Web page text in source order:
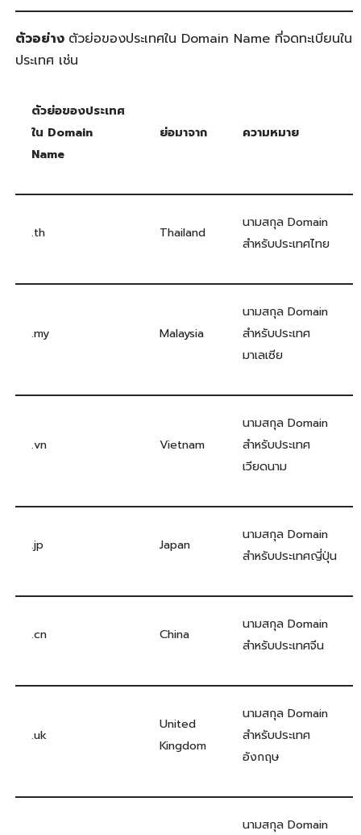
ตัวอย่าง ตัวย่อของประเทศใน Domain Name ที่จดทะเบียนใน
ประเทศ เช่น
ตัวย่อของประเทศ
ใน Domain
Name
ย่อมาจาก ความหมาย
.th Thailand
นามสกุล Domain
สำหรับประเทศไทย
.my Malaysia
นามสกุล Domain
สำหรับประเทศ
มาเลเซีย
.vn Vietnam
นามสกุล Domain
สำหรับประเทศ
เวียดนาม
.jp Japan
นามสกุล Domain
สำหรับประเทศญี่ปุ่น
.cn China
นามสกุล Domain
สำหรับประเทศจีน
.uk
United
Kingdom
นามสกุล Domain
สำหรับประเทศ
อังกฤษ
นามสกุล Domain